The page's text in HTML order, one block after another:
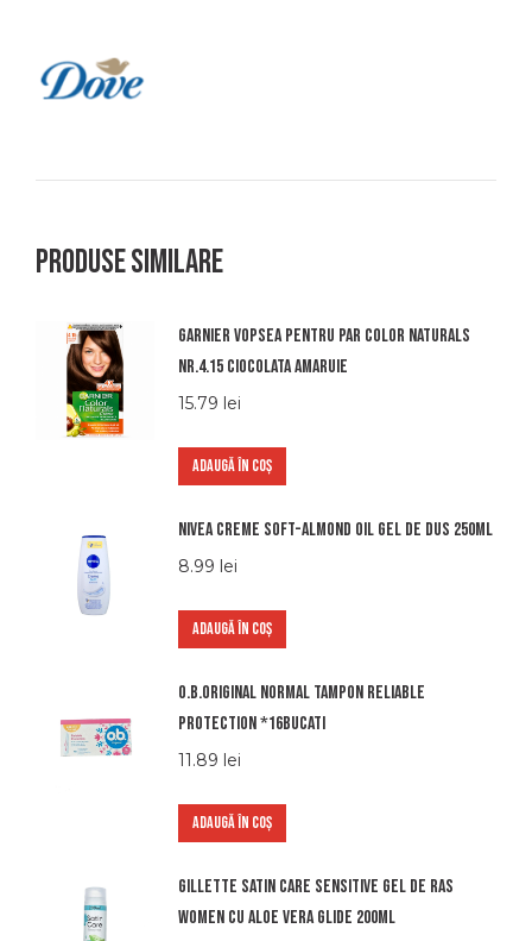
Produse similare
Garnier vopsea pentru par color naturals
nr.4.15 ciocolata amaruie
15.79 lei
ADAUGĂ ÎN COȘ
Nivea creme soft-almond oil gel de dus 250ml
8.99 lei
ADAUGĂ ÎN COȘ
O.b.original normal tampon reliable
protection *16bucati
11.89 lei
ADAUGĂ ÎN COȘ
Gillette satin care sensitive gel de ras
women cu aloe vera glide 200ml